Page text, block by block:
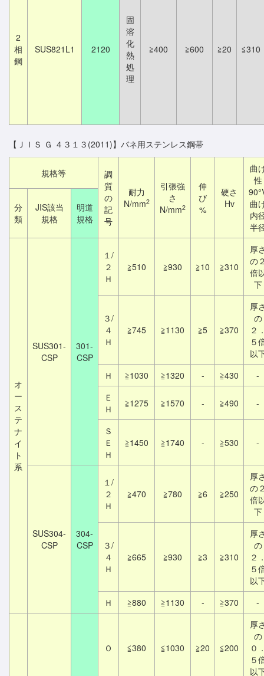
2
相
鋼
SUS821L1 2120
固
溶
化
熱
処
理
≧400 ≧600 ≧20 ≦310
【ＪＩＳ Ｇ ４３１３(2011)】バネ用ステンレス鋼帯
規格等
調
質
の
記
号
耐力
N/mm2
引張強
さ
N/mm2
伸
び
%
硬さ
Hv
曲
性
曲
内
半
分
類
JIS該当
規格
明道
規格
オ
ー
ス
テ
ナ
イ
ト
系
SUS301-
CSP
301-
CSP
１/
２
Ｈ
≧510 ≧930 ≧10 ≧310
厚
の
倍
下
３/
４
Ｈ
≧745 ≧1130 ≧5 ≧370
厚
の
２
５
以
Ｈ
≧1030 ≧1320 - ≧430
-
Ｅ
Ｈ
≧1275 ≧1570 - ≧490 -
Ｓ
Ｅ
Ｈ
≧1450 ≧1740 - ≧530 -
SUS304-
CSP
304-
CSP
１/
２
Ｈ
≧470 ≧780 ≧6 ≧250
厚
の
倍
下
３/
４
Ｈ
≧665 ≧930 ≧3 ≧310
厚
の
２
５
以
Ｈ
≧880 ≧1130 - ≧370 -
Ｏ ≦380 ≦1030 ≧20 ≦200
厚
の
０
５
以